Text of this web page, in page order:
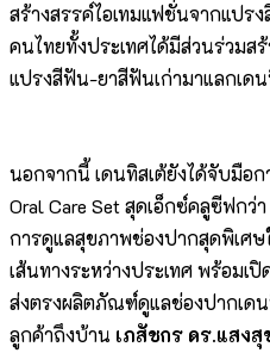
สร้างสรรค์ไอเทมแฟชั่นจากแปร
คนไทยทั้งประเทศได้มีส่วนร่วมส
แปรงสีฟัน-ยาสีฟันเก่ามาแลกเด
นอกจากนี้ เดนทิสเต้ยังได้จับมือก
Oral Care Set สุดเอ็กซ์คลูซีฟก
การดูแลสุขภาพช่องปากสุดพิเศ
เส้นทางระหว่างประเทศ พร้อมเ
ส่งตรงผลิตภัณฑ์ดูแลช่องปากเด
ลูกค้าถึงบ้าน เภสัชกร ดร.แสง